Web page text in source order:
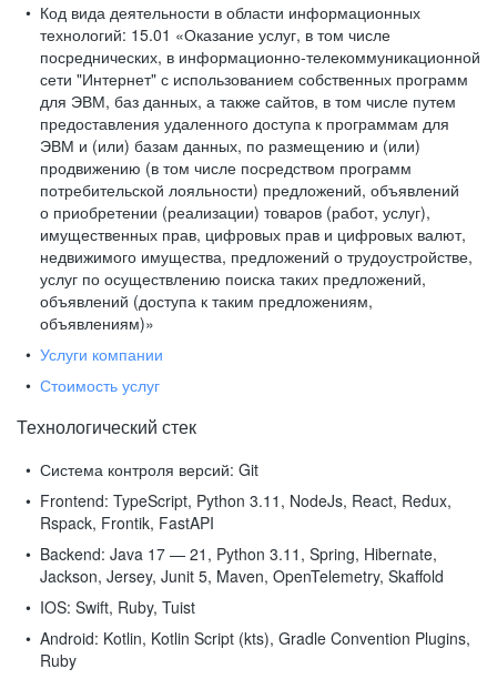
Код вида деятельности в области информационных
технологий: 15.01 «Оказание услуг, в том числе
посреднических, в информационно-телекоммуникационной
сети "Интернет" с использованием собственных программ
для ЭВМ, баз данных, а также сайтов, в том числе путем
предоставления удаленного доступа к программам для
ЭВМ и (или) базам данных, по размещению и (или)
продвижению (в том числе посредством программ
потребительской лояльности) предложений, объявлений
о приобретении (реализации) товаров (работ, услуг),
имущественных прав, цифровых прав и цифровых валют,
недвижимого имущества, предложений о трудоустройстве,
услуг по осуществлению поиска таких предложений,
объявлений (доступа к таким предложениям,
объявлениям)»
Услуги компании
Стоимость услуг
Технологический стек
Система контроля версий: Git
Frontend: TypeScript, Python 3.11, NodeJs, React, Redux,
Rspack, Frontik, FastAPI
Backend: Java 17 — 21, Python 3.11, Spring, Hibernate,
Jackson, Jersey, Junit 5, Maven, OpenTelemetry, Skaffold
IOS: Swift, Ruby, Tuist
Android: Kotlin, Kotlin Script (kts), Gradle Convention Plugins,
Ruby